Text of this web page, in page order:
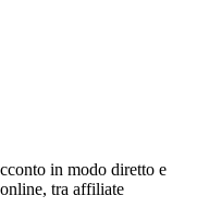
in modo diretto e
tra affiliate